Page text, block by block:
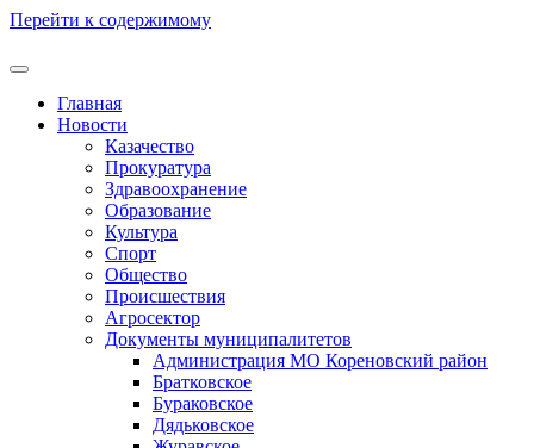
Перейти к содержимому
Главная
Новости
Казачество
Прокуратура
Здравоохранение
Образование
Культура
Спорт
Общество
Происшествия
Агросектор
Документы муниципалитетов
Администрация МО Кореновский район
Братковское
Бураковское
Дядьковское